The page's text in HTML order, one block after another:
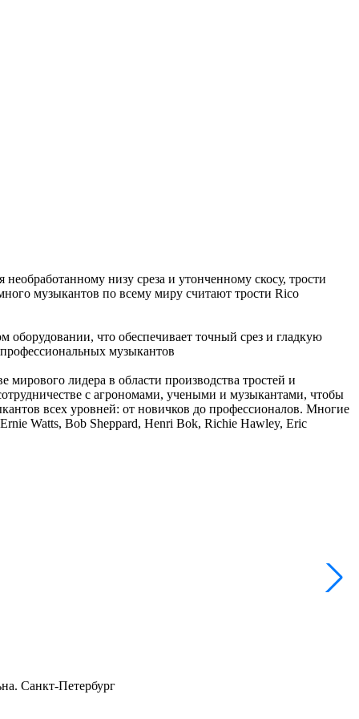
низу среза и утонченному скосу, трости
музыкантов по всему миру считают трости Rico
оборудовании, что обеспечивает точный срез и гладкую
музыкантов
лидера в области производства тростей и
с агрономами, учеными и музыкантами, чтобы
всех уровней: от новичков до профессионалов. Многие
Watts, Bob Sheppard, Henri Bok, Richie Hawley, Eric
Санкт-Петербург